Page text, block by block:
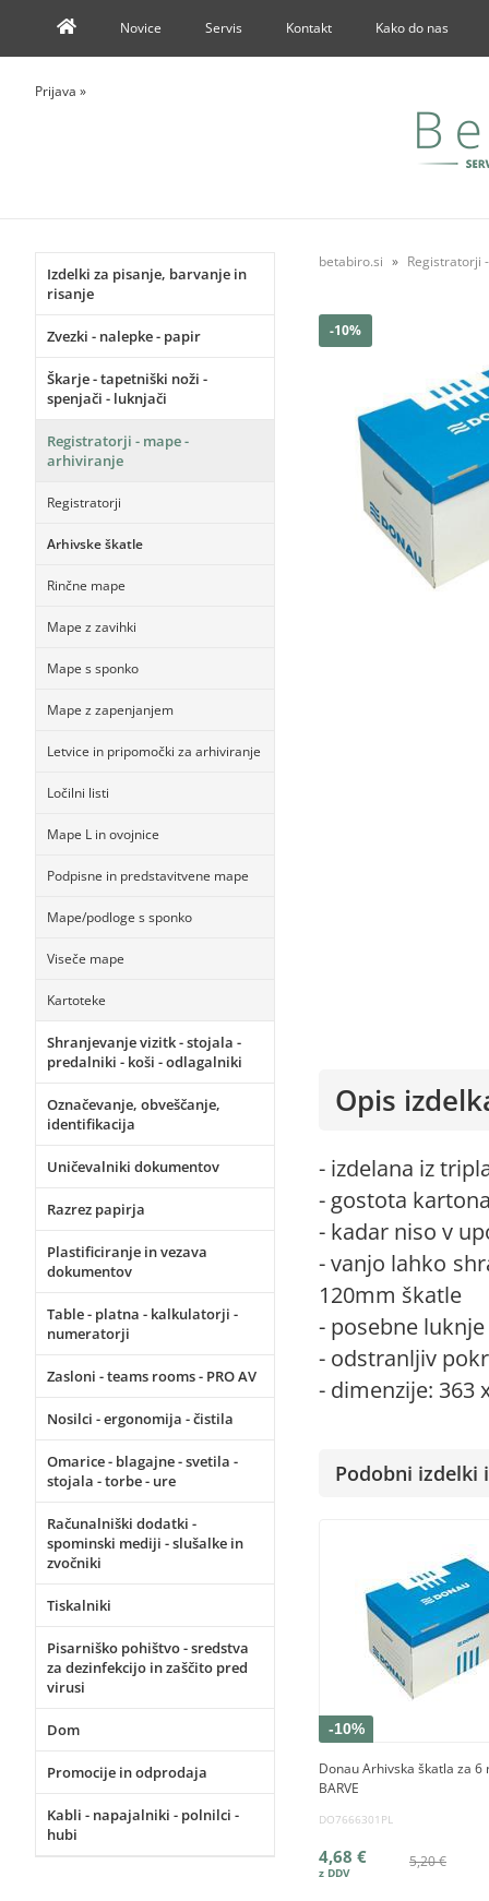
Novice Servis Kontakt Kako do nas
Prijava »
Izdelki za pisanje, barvanje in
risanje
Zvezki - nalepke - papir
Škarje - tapetniški noži -
spenjači - luknjači
Registratorji - mape -
arhiviranje
Registratorji
Arhivske škatle
Rinčne mape
Mape z zavihki
Mape s sponko
Mape z zapenjanjem
Letvice in pripomočki za arhiviranje
Ločilni listi
Mape L in ovojnice
Podpisne in predstavitvene mape
Mape/podloge s sponko
Viseče mape
Kartoteke
Shranjevanje vizitk - stojala -
predalniki - koši - odlagalniki
Označevanje, obveščanje,
identifikacija
Uničevalniki dokumentov
Razrez papirja
Plastificiranje in vezava
dokumentov
Table - platna - kalkulatorji -
numeratorji
Zasloni - teams rooms - PRO AV
Nosilci - ergonomija - čistila
Omarice - blagajne - svetila -
stojala - torbe - ure
Računalniški dodatki -
spominski mediji - slušalke in
zvočniki
Tiskalniki
Pisarniško pohištvo - sredstva
za dezinfekcijo in zaščito pred
virusi
Dom
Promocije in odprodaja
Kabli - napajalniki - polnilci -
hubi
betabiro.si Registratorji
-10%
Opis
- izdelana iz
- gostota
- kadar niso v
- vanjo lahko
120mm škatle
- posebne
- odstranljiv
- dimenzije: 363
Podobni izdelki
-10%
Donau Arhivska škatla za 6
BARVE
DO7666301PL
5,20 €
4,68 €